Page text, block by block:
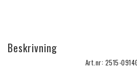
Beskrivning
Art.nr: 2515-